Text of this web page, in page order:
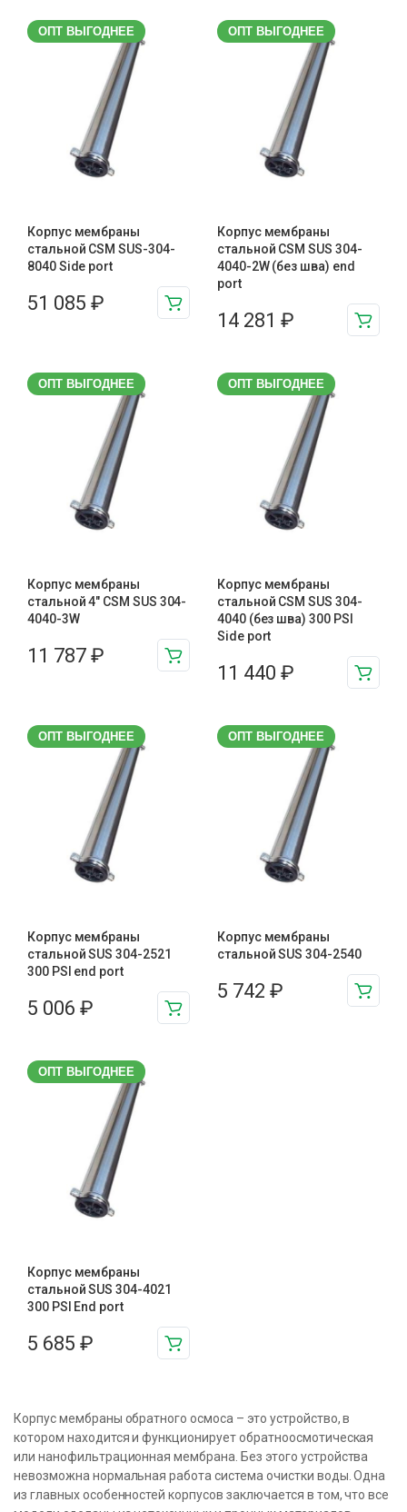
ОПТ ВЫГОДНЕЕ
Корпус мембраны
стальной CSM SUS-304-
8040 Side port
51 085 ₽
ОПТ ВЫГОДНЕЕ
Корпус мембраны
стальной CSM SUS 304-
4040-2W (без шва) end
port
14 281 ₽
ОПТ ВЫГОДНЕЕ
Корпус мембраны
стальной 4″ CSM SUS 304-
4040-3W
11 787 ₽
ОПТ ВЫГОДНЕЕ
Корпус мембраны
стальной CSM SUS 304-
4040 (без шва) 300 PSI
Side port
11 440 ₽
ОПТ ВЫГОДНЕЕ
Корпус мембраны
стальной SUS 304-2521
300 PSI end port
5 006 ₽
ОПТ ВЫГОДНЕЕ
Корпус мембраны
стальной SUS 304-2540
5 742 ₽
ОПТ ВЫГОДНЕЕ
Корпус мембраны
стальной SUS 304-4021
300 PSI End port
5 685 ₽
Корпус мембраны обратного осмоса – это устройство, в
котором находится и функционирует обратноосмотическая
или нанофильтрационная мембрана. Без этого устройства
невозможна нормальная работа система очистки воды. Одна
из главных особенностей корпусов заключается в том, что все